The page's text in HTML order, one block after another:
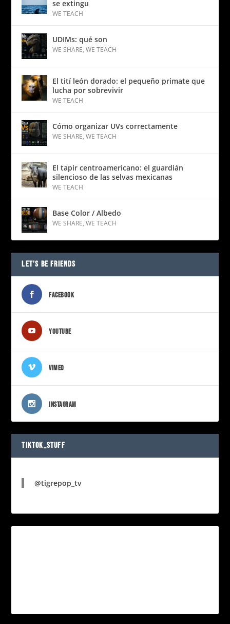
se extingu
WE TEACH
UDIMs: qué son
WE SHARE,WE TEACH
El tití león dorado: el pequeño primate que
lucha por sobrevivir
WE TEACH
Cómo organizar UVs correctamente
WE SHARE,WE TEACH
El tapir centroamericano: el guardián
silencioso de las selvas mexicanas
WE TEACH
Base Color / Albedo
WE SHARE,WE TEACH
LET’S BE FRIENDS
FACEBOOK
YOUTUBE
VIMEO
INSTAGRAM
TIKTOK_STUFF
@tigrepop_tv